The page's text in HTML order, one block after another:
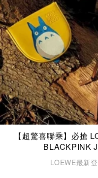
【超驚喜聯乘】必搶
BLACKPINK
LOEWE最新